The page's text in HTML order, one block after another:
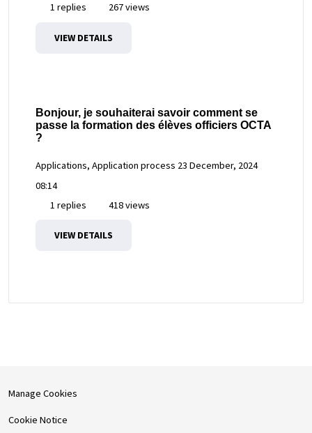
1 replies
267 views
VIEW DETAILS
Bonjour, je souhaiterai savoir comment se
passe la formation des élèves officiers OCTA
?
Applications, Application process 23 December, 2024
08:14
1 replies
418 views
VIEW DETAILS
Manage Cookies
Cookie Notice